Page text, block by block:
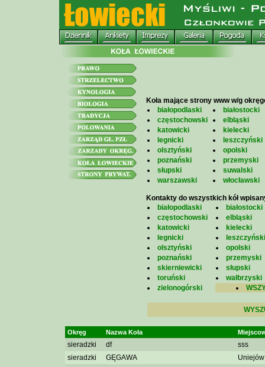
Koła mające strony www w/g
białopodlaski
białostocki
częstochowski
elbląski
katowicki
kielecki
legnicki
leszczyński
olsztyński
opolski
poznański
przemyski
słupski
suwalski
warszawski
włocławski
Kontakty do wszystkich kół
białopodlaski
białostocki
częstochowski
elbląski
katowicki
kielecki
legnicki
leszczyński
olsztyński
opolski
poznański
przemyski
skierniewicki
słupski
toruński
wałbrzyski
zielonogórski
Okręg Nazwa Koła
sieradzki df
sss
sieradzki
GĘGAWA
Uniejów